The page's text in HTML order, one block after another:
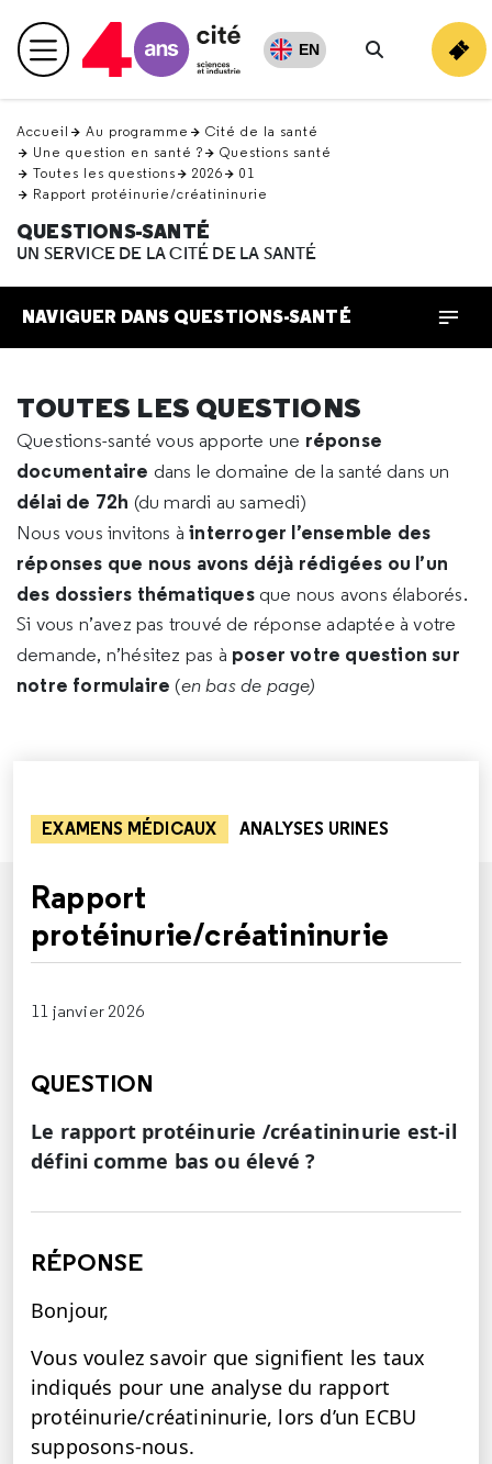
en
haut Menu principal EN
Rechercher
Accueil Au programme
Cité de la santé
Une question en santé ?
Questions santé
Toutes les questions
2026
01
Rapport protéinurie/créatininurie
QUESTIONS-SANTÉ
UN SERVICE DE LA CITÉ DE LA SANTÉ
NAVIGUER DANS QUESTIONS-SANTÉ
TOUTES LES QUESTIONS
Questions-santé vous apporte une réponse
documentaire dans le domaine de la santé dans un
délai de 72h (du mardi au samedi)
Nous vous invitons àinterroger l’ensemble des
réponses que nous avons déjà rédigées ou l’un
des dossiers thématiques que nous avons élaborés.
Si vous n’avez pas trouvé de réponse adaptée à votre
demande, n’hésitez pas à poser votre question sur
notre formulaire (en bas de page)
EXAMENS MÉDICAUX ANALYSES URINES
Rapport
protéinurie/créatininurie
11 janvier 2026
QUESTION
Le rapport protéinurie /créatininurie est-il
défini comme bas ou élevé ?
RÉPONSE
Bonjour,
Vous voulez savoir que signifient les taux
indiqués pour une analyse du rapport
protéinurie/créatininurie, lors d’un ECBU
supposons-nous.